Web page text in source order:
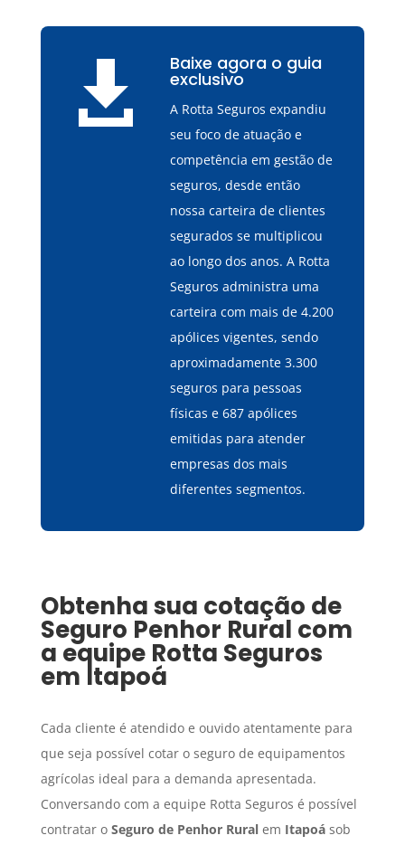
 Baixe agora o guia
exclusivo
A Rotta Seguros expandiu
seu foco de atuação e
competência em gestão de
seguros, desde então
nossa carteira de clientes
segurados se multiplicou
ao longo dos anos. A Rotta
Seguros administra uma
carteira com mais de 4.200
apólices vigentes, sendo
aproximadamente 3.300
seguros para pessoas
físicas e 687 apólices
emitidas para atender
empresas dos mais
diferentes segmentos.
Obtenha sua cotação de
Seguro Penhor Rural com
a equipe Rotta Seguros
em Itapoá
Cada cliente é atendido e ouvido atentamente para
que seja possível cotar o seguro de equipamentos
agrícolas ideal para a demanda apresentada.
Conversando com a equipe Rotta Seguros é possível
contratar o Seguro de Penhor Ruralem Itapoásob